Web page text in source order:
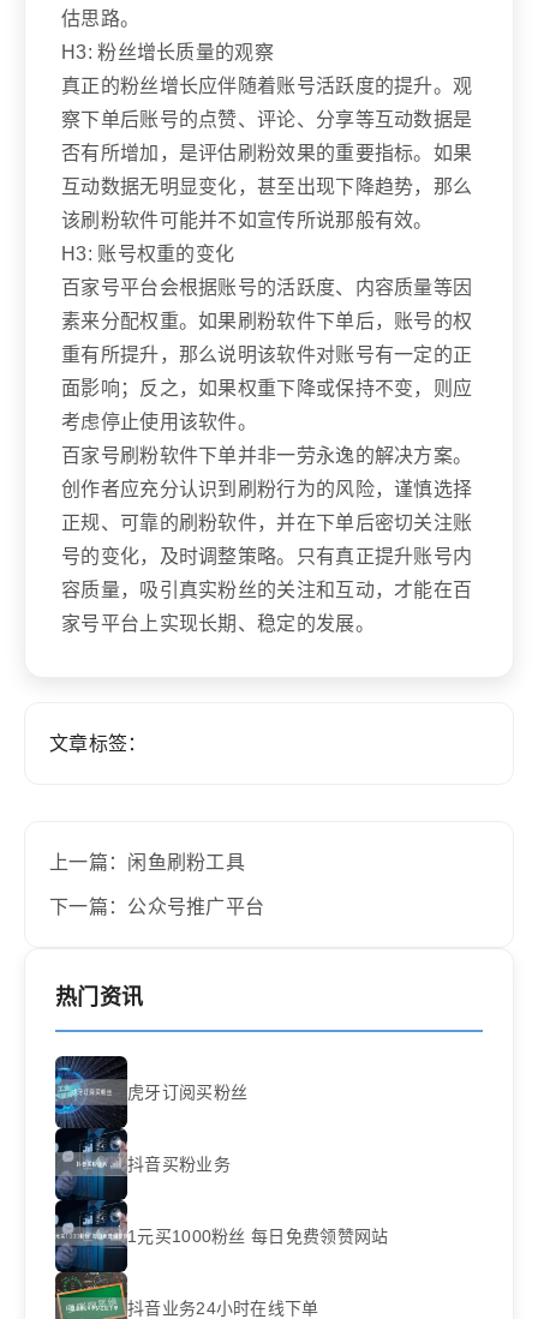
估思路。
H3: 粉丝增长质量的观察
真正的粉丝增长应伴随着账号活跃度的提升。观
察下单后账号的点赞、评论、分享等互动数据是
否有所增加，是评估刷粉效果的重要指标。如果
互动数据无明显变化，甚至出现下降趋势，那么
该刷粉软件可能并不如宣传所说那般有效。
H3: 账号权重的变化
百家号平台会根据账号的活跃度、内容质量等因
素来分配权重。如果刷粉软件下单后，账号的权
重有所提升，那么说明该软件对账号有一定的正
面影响；反之，如果权重下降或保持不变，则应
考虑停止使用该软件。
百家号刷粉软件下单并非一劳永逸的解决方案。
创作者应充分认识到刷粉行为的风险，谨慎选择
正规、可靠的刷粉软件，并在下单后密切关注账
号的变化，及时调整策略。只有真正提升账号内
容质量，吸引真实粉丝的关注和互动，才能在百
家号平台上实现长期、稳定的发展。
文章标签：
上一篇：闲鱼刷粉工具
下一篇：公众号推广平台
热门资讯
虎牙订阅买粉丝
抖音买粉业务
1元买1000粉丝 每日免费领赞网站
抖音业务24小时在线下单